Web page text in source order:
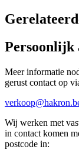
Persoonlijk
Meer informatie
gerust contact op
Wij werken met
in contact komen
postcode in: